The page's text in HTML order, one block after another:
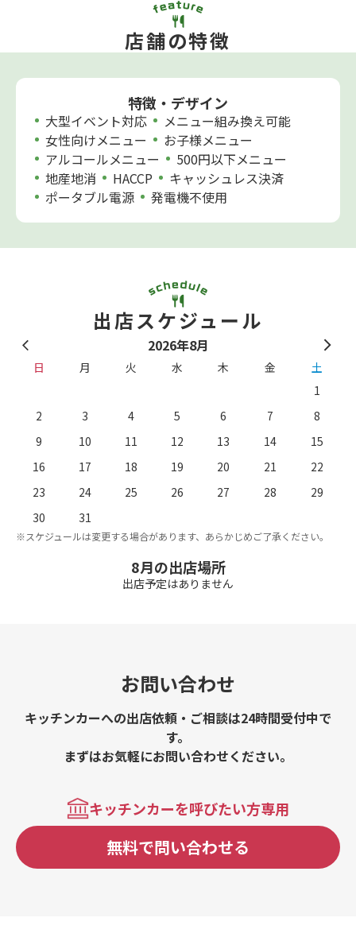
店舗の特徴
特徴・デザイン
大型イベント対応
メニュー組み換え可能
女性向けメニュー
お子様メニュー
アルコールメニュー
500円以下メニュー
地産地消
HACCP
キャッシュレス決済
ポータブル電源
発電機不使用
出店スケジュール
2026年8月
日 月 火 水 木 金
土
1
2
3 4 5 6 7
8
9
10 11 12 13 14
15
16
17 18 19 20 21
22
23
24 25 26 27 28
29
30
31
※スケジュールは変更する場合があります、あらかじめご了承ください。
8月の出店場所
出店予定はありません
お問い合わせ
キッチンカーへの出店依頼・ご相談は24時間受付中で
す。
まずはお気軽にお問い合わせください。
キッチンカーを呼びたい方専用
無料で問い合わせる